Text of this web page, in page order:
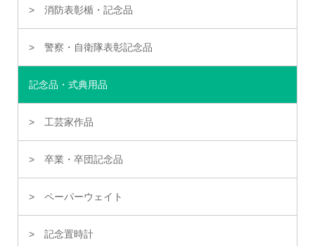
消防表彰楯・記念品
警察・自衛隊表彰記念品
記念品・式典用品
工芸家作品
卒業・卒団記念品
ペーパーウェイト
記念置時計